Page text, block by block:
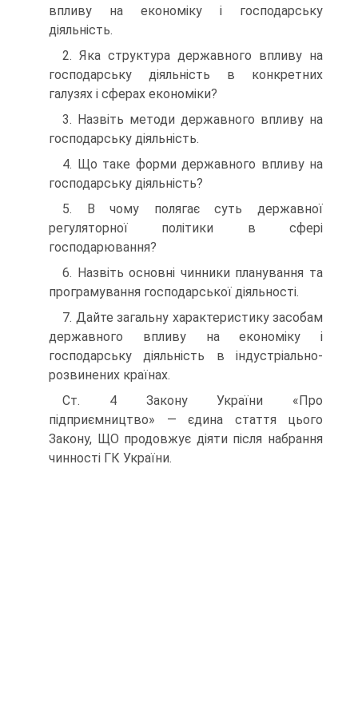
впливу на економіку і господарську
діяльність.
2. Яка структура державного впливу на
господарську діяльність в конкретних
галузях і сферах економіки?
3. Назвіть методи державного впливу на
господарську діяльність.
4. Що таке форми державного впливу на
господарську діяль­ність?
5. В чому полягає суть державної
регуляторної політики в сфері
господарювання?
6. Назвіть основні чинники планування та
програмування гос­подарської діяльності.
7. Дайте загальну характеристику засобам
державного впливу на економіку і
господарську діяльність в індустріально-
розвинених країнах.
Ст. 4 Закону України «Про
підприємництво» — єдина стаття цього
Закону, ЩО продовжує діяти після набрання
чинності ГК України.